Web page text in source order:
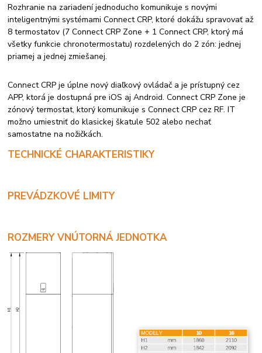
Rozhranie na zariadení jednoducho komunikuje s novými
inteligentnými systémami Connect CRP, ktoré dokážu spravovať až
8 termostatov (7 Connect CRP Zone + 1 Connect CRP, ktorý má
všetky funkcie chronotermostatu) rozdelených do 2 zón: jednej
priamej a jednej zmiešanej.
Connect CRP je úplne nový diaľkový ovládač a je prístupný cez
APP, ktorá je dostupná pre iOS aj Android. Connect CRP Zone je
zónový termostat, ktorý komunikuje s Connect CRP cez RF. IT
možno umiestniť do klasickej škatule 502 alebo nechať
samostatne na nožičkách.
TECHNICKÉ CHARAKTERISTIKY
PREVÁDZKOVÉ LIMITY
ROZMERY VNÚTORNÁ JEDNOTKA